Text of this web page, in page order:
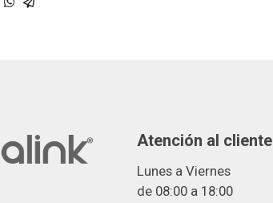
Atención al cliente
Lunes a Viernes
de 08:00 a 18:00